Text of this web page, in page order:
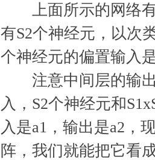
上面所示的网络有
有S2个神经元，以次
个神经元的偏置输入
注意中间层的输出
入，S2个神经元和
入是a1，输出是a2，
阵，我们就能把它看